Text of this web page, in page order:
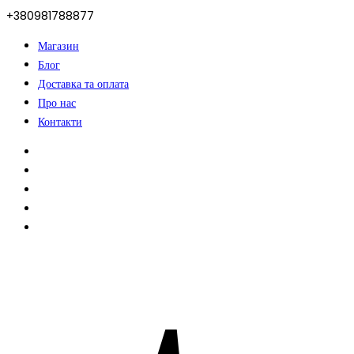
+380981788877
Магазин
Блог
Доставка та оплата
Про нас
Контакти